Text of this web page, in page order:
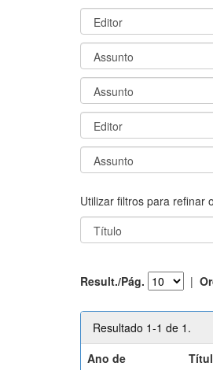
Utilizar filtros para refinar
Result./Pág. |
Resultado 1-1 de 1.
Ano de